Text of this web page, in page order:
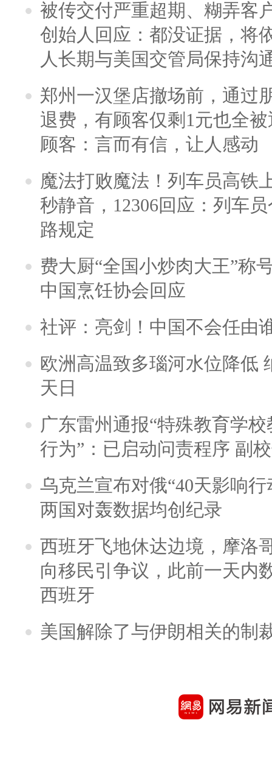
被传交付严重超期、糊弄客
创始人回应：都没证据，将
人长期与美国交管局保持沟
郑州一汉堡店撤场前，通过
退费，有顾客仅剩1元也全
顾客：言而有信，让人感动
魔法打败魔法！列车员高铁
秒静音，12306回应：列车
路规定
费大厨“全国小炒肉大王”称
中国烹饪协会回应
社评：亮剑！中国不会任由
欧洲高温致多瑙河水位降低
天日
广东雷州通报“特殊教育学
行为”：已启动问责程序 副
乌克兰宣布对俄“40天影响
两国对轰数据均创纪录
西班牙飞地休达边境，摩洛
向移民引争议，此前一天内
西班牙
美国解除了与伊朗相关的制